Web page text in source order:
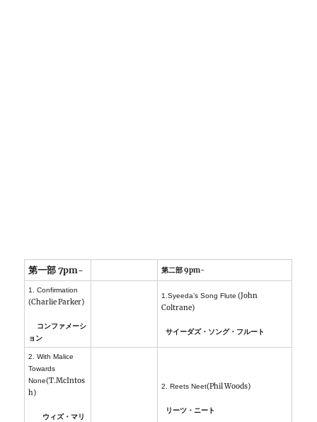
第一部 7pm- 第二部 9pm-
1. Confirmation
(Charlie Parker)
コンファメーシ
ョン
1.Syeeda’s Song Flute (John
Coltrane)
サイーダズ・ソング・フルート
2. With Malice
Towards
None(T.McIntos
h)
ウィズ・マリ
2. Reets Neet(Phil Woods)
リーツ・ニート